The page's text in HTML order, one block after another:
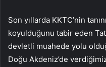
Son yıllarda KKTC’nin
koyulduğunu tabir eden
devletli muahede yolu
Doğu Akdeniz’de